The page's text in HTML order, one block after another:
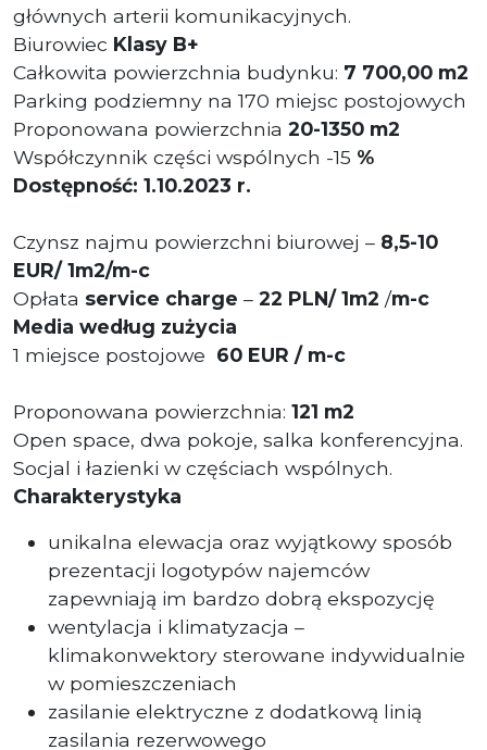
głównych arterii komunikacyjnych.
Biurowiec Klasy B+
Całkowita powierzchnia budynku: 7 700,00 m2
Parking podziemny na 170 miejsc postojowych
Proponowana powierzchnia 20-1350 m2
Współczynnik części wspólnych -15 %
Dostępność: 1.10.2023 r.
Czynsz najmu powierzchni biurowej – 8,5-10
EUR/ 1m2/m-c
Opłata service charge – 22 PLN/ 1m2 /m-c
Media według zużycia
1 miejsce postojowe 60 EUR / m-c
Proponowana powierzchnia: 121 m2
Open space, dwa pokoje, salka konferencyjna.
Socjal i łazienki w częściach wspólnych.
Charakterystyka
unikalna elewacja oraz wyjątkowy sposób
prezentacji logotypów najemców
zapewniają im bardzo dobrą ekspozycję
wentylacja i klimatyzacja –
klimakonwektory sterowane indywidualnie
w pomieszczeniach
zasilanie elektryczne z dodatkową linią
zasilania rezerwowego